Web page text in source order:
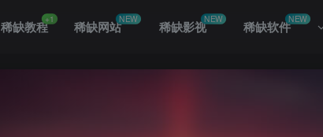
稀缺教程+1 稀缺网站NEW 稀缺影视NEW 稀缺软件NEW